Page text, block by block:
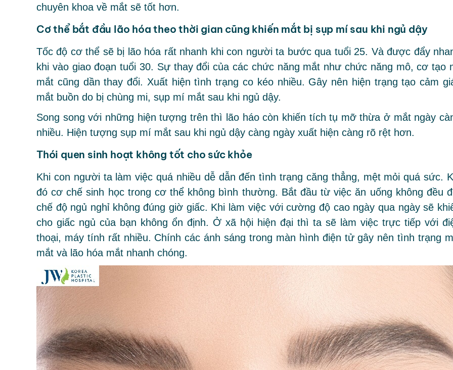
chuyên khoa về mắt sẽ tốt hơn.
Cơ thể bắt đầu lão hóa theo thời gian cũng khiến mắt bị sụp mí sau khi ngủ dậy
Tốc độ cơ thể sẽ bị lão hóa rất nhanh khi con người ta bước qua tuổi 25. Và được đẩy
khi vào giao đoạn tuổi 30. Sự thay đổi của các chức năng mắt như chức năng mô, cơ tạo
mắt cũng dần thay đổi. Xuất hiện tình trạng co kéo nhiều. Gây nên hiện trạng tạo cảm
mắt buồn do bị chùng mi, sụp mí mắt sau khi ngủ dậy.
Song song với những hiện tượng trên thì lão háo còn khiến tích tụ mỡ thừa ở mắt ngày
nhiều. Hiện tượng sụp mí mắt sau khi ngủ dậy càng ngày xuất hiện càng rõ rệt hơn.
Thói quen sinh hoạt không tốt cho sức khỏe
Khi con người ta làm việc quá nhiều dễ dẫn đến tình trạng căng thẳng, mệt mỏi quá sức.
đó cơ chế sinh học trong cơ thể không bình thường. Bắt đầu từ việc ăn uống không đều
chế độ ngủ nghỉ không đúng giờ giấc. Khi làm việc với cường độ cao ngày qua ngày sẽ
cho giấc ngủ của bạn không ổn định. Ở xã hội hiện đại thì ta sẽ làm việc trực tiếp với
thoại, máy tính rất nhiều. Chính các ánh sáng trong màn hình điện tử gây nên tình trạng
mắt và lão hóa mắt nhanh chóng.